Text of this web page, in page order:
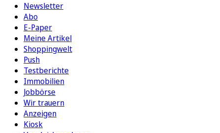
Newsletter
Abo
E-Paper
Meine Artikel
Shoppingwelt
Push
Testberichte
Immobilien
Jobbörse
Wir trauern
Anzeigen
Kiosk